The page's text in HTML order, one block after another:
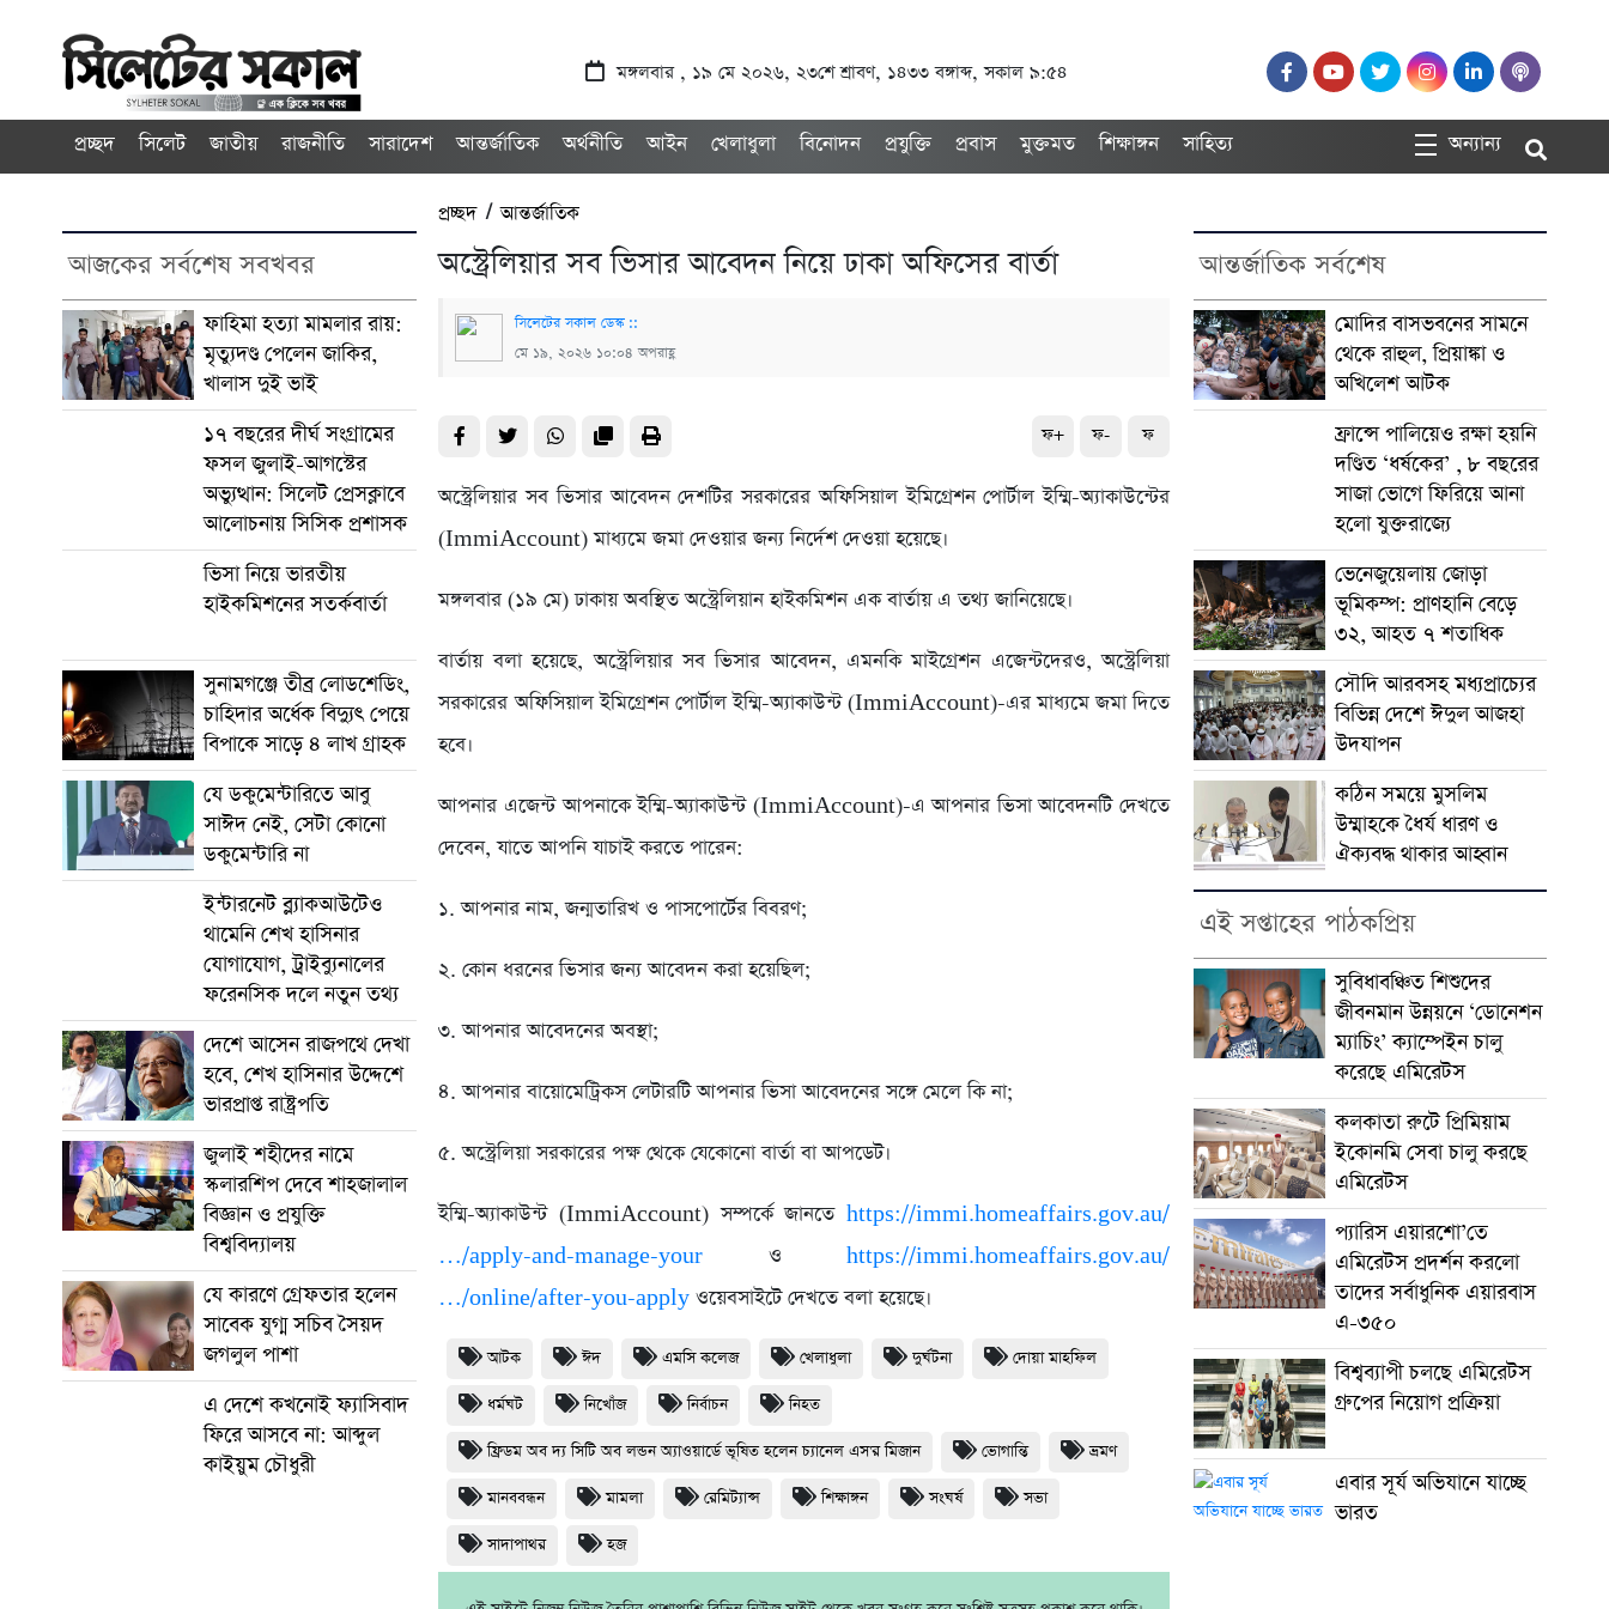
মঙ্গলবার , ১৯ মে ২০২৬, ২৩শে শ্রাবণ, ১৪৩৩ বঙ্গাব্দ, সকাল ৯:৫৪
প্রচ্ছদ সিলেট জাতীয় রাজনীতি সারাদেশ আন্তর্জাতিক অর্থনীতি আইন খেলাধুলা বিনোদন প্রযুক্তি প্রবাস মুক্তমত শিক্ষাঙ্গন সাহিত্য অন্যান্য
আজকের সর্বশেষ সবখবর
ফাহিমা হত্যা মামলার রায়:
মৃত্যুদণ্ড পেলেন জাকির,
খালাস দুই ভাই
১৭ বছরের দীর্ঘ সংগ্রামের
ফসল জুলাই-আগস্টের
অভ্যুত্থান: সিলেট প্রেসক্লাবে
আলোচনায় সিসিক প্রশাসক
ভিসা নিয়ে ভারতীয়
হাইকমিশনের সতর্কবার্তা
সুনামগঞ্জে তীব্র লোডশেডিং,
চাহিদার অর্ধেক বিদ্যুৎ পেয়ে
বিপাকে সাড়ে ৪ লাখ গ্রাহক
যে ডকুমেন্টারিতে আবু
সাঈদ নেই, সেটা কোনো
ডকুমেন্টারি না
ইন্টারনেট ব্ল্যাকআউটেও
থামেনি শেখ হাসিনার
যোগাযোগ, ট্রাইব্যুনালের
ফরেনসিক দলে নতুন তথ্য
দেশে আসেন রাজপথে দেখা
হবে, শেখ হাসিনার উদ্দেশে
ভারপ্রাপ্ত রাষ্ট্রপতি
জুলাই শহীদের নামে
স্কলারশিপ দেবে শাহজালাল
বিজ্ঞান ও প্রযুক্তি
বিশ্ববিদ্যালয়
যে কারণে গ্রেফতার হলেন
সাবেক যুগ্ম সচিব সৈয়দ
জগলুল পাশা
এ দেশে কখনোই ফ্যাসিবাদ
ফিরে আসবে না: আব্দুল
কাইয়ুম চৌধুরী
প্রচ্ছদ/আন্তর্জাতিক
অস্ট্রেলিয়ার সব ভিসার আবেদন নিয়ে ঢাকা অফিসের বার্তা
সিলেটের সকাল ডেস্ক ::
মে ১৯, ২০২৬ ১০:০৪ অপরাহ্ণ
ফ+ ফ- ফ
অস্ট্রেলিয়ার সব ভিসার আবেদন দেশটির সরকারের অফিসিয়াল ইমিগ্রেশন পোর্টাল ইম্মি-অ্যাকাউন্টের
(ImmiAccount) মাধ্যমে জমা দেওয়ার জন্য নির্দেশ দেওয়া হয়েছে।
মঙ্গলবার (১৯ মে) ঢাকায় অবস্থিত অস্ট্রেলিয়ান হাইকমিশন এক বার্তায় এ তথ্য জানিয়েছে।
বার্তায় বলা হয়েছে, অস্ট্রেলিয়ার সব ভিসার আবেদন, এমনকি মাইগ্রেশন এজেন্টদেরও, অস্ট্রেলিয়া
সরকারের অফিসিয়াল ইমিগ্রেশন পোর্টাল ইম্মি-অ্যাকাউন্ট (ImmiAccount)-এর মাধ্যমে জমা দিতে
হবে।
আপনার এজেন্ট আপনাকে ইম্মি-অ্যাকাউন্ট (ImmiAccount)-এ আপনার ভিসা আবেদনটি দেখতে
দেবেন, যাতে আপনি যাচাই করতে পারেন:
১. আপনার নাম, জন্মতারিখ ও পাসপোর্টের বিবরণ;
২. কোন ধরনের ভিসার জন্য আবেদন করা হয়েছিল;
৩. আপনার আবেদনের অবস্থা;
৪. আপনার বায়োমেট্রিকস লেটারটি আপনার ভিসা আবেদনের সঙ্গে মেলে কি না;
৫. অস্ট্রেলিয়া সরকারের পক্ষ থেকে যেকোনো বার্তা বা আপডেট।
ইম্মি-অ্যাকাউন্ট (ImmiAccount) সম্পর্কে জানতে https://immi.homeaffairs.gov.au/
…/apply-and-manage-your ও https://immi.homeaffairs.gov.au/
…/online/after-you-apply ওয়েবসাইটে দেখতে বলা হয়েছে।
আটক ঈদ এমসি কলেজ খেলাধুলা দুর্ঘটনা দোয়া মাহফিল
ধর্মঘট নিখোঁজ নির্বাচন নিহত
ফ্রিডম অব দ্য সিটি অব লন্ডন অ্যাওয়ার্ডে ভূষিত হলেন চ্যানেল এস'র মিজান ভোগান্তি ভ্রমণ
মানববন্ধন মামলা রেমিট্যান্স শিক্ষাঙ্গন সংঘর্ষ সভা
সাদাপাথর হজ
আন্তর্জাতিক সর্বশেষ
মোদির বাসভবনের সামনে
থেকে রাহুল, প্রিয়াঙ্কা ও
অখিলেশ আটক
ফ্রান্সে পালিয়েও রক্ষা হয়নি
দণ্ডিত ‘ধর্ষকের’ , ৮ বছরের
সাজা ভোগে ফিরিয়ে আনা
হলো যুক্তরাজ্যে
ভেনেজুয়েলায় জোড়া
ভূমিকম্প: প্রাণহানি বেড়ে
৩২, আহত ৭ শতাধিক
সৌদি আরবসহ মধ্যপ্রাচ্যের
বিভিন্ন দেশে ঈদুল আজহা
উদযাপন
কঠিন সময়ে মুসলিম
উম্মাহকে ধৈর্য ধারণ ও
ঐক্যবদ্ধ থাকার আহ্বান
এই সপ্তাহের পাঠকপ্রিয়
সুবিধাবঞ্চিত শিশুদের
জীবনমান উন্নয়নে ‘ডোনেশন
ম্যাচিং’ ক্যাম্পেইন চালু
করেছে এমিরেটস
কলকাতা রুটে প্রিমিয়াম
ইকোনমি সেবা চালু করছে
এমিরেটস
প্যারিস এয়ারশো’তে
এমিরেটস প্রদর্শন করলো
তাদের সর্বাধুনিক এয়ারবাস
এ-৩৫০
বিশ্বব্যাপী চলছে এমিরেটস
গ্রুপের নিয়োগ প্রক্রিয়া
এবার সূর্য অভিযানে যাচ্ছে
ভারত